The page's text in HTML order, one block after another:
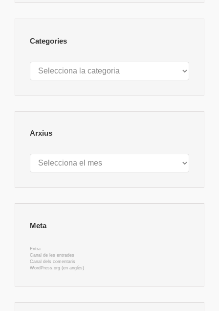
Categories
Categories
Arxius
Arxius
Meta
Entra
Canal de les entrades
Canal dels comentaris
WordPress.org (en anglès)